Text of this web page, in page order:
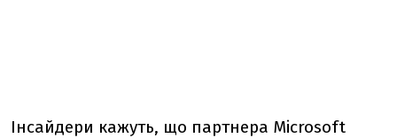
Інсайдери кажуть, що партнера Microsoft